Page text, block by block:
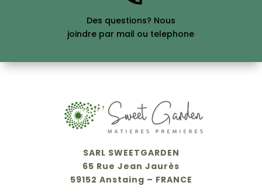
Des questions? Nous
joindre par mail ou telephone
SARL SWEETGARDEN
65 Rue Jean Jaurès
59152 Anstaing – FRANCE